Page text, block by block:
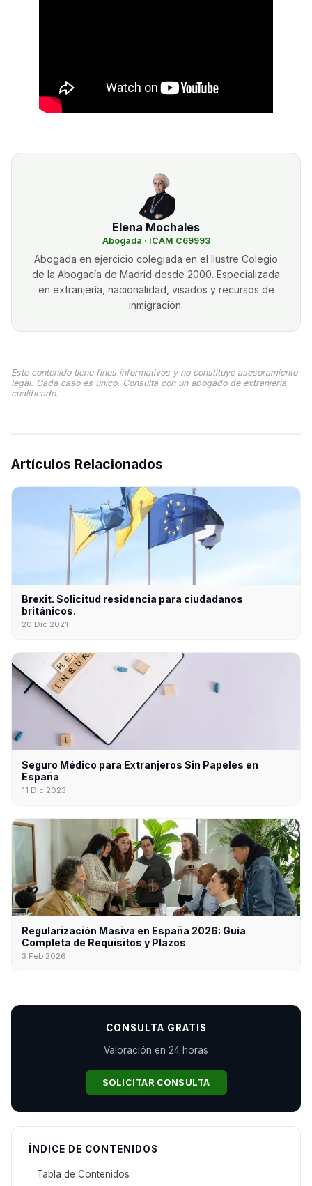
Elena Mochales
Abogada · ICAM C69993
Abogada en ejercicio colegiada en el Ilustre Colegio
de la Abogacía de Madrid desde 2000. Especializada
en extranjería, nacionalidad, visados y recursos de
inmigración.
Este contenido tiene fines informativos y no constituye asesoramiento
legal. Cada caso es único. Consulta con un abogado de extranjería
cualificado.
Artículos Relacionados
Brexit. Solicitud residencia para ciudadanos
británicos.
20 Dic 2021
Seguro Médico para Extranjeros Sin Papeles en
España
11 Dic 2023
Regularización Masiva en España 2026: Guía
Completa de Requisitos y Plazos
3 Feb 2026
CONSULTA GRATIS
Valoración en 24 horas
SOLICITAR CONSULTA
ÍNDICE DE CONTENIDOS
Tabla de Contenidos